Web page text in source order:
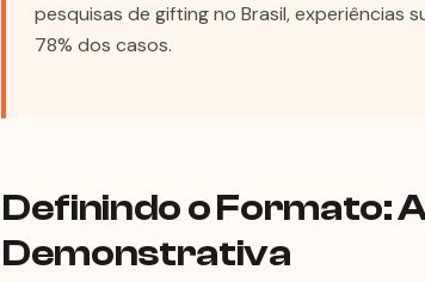
pesquisas de gifting no Brasil, experiências
78% dos casos.
Definindo o Formato:
Demonstrativa